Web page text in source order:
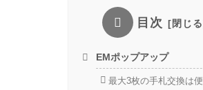
目次
EMポップアップ
最大3枚の手札交換は便